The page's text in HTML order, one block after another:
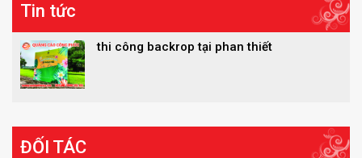
Tin tức
thi công backrop tại phan thiết
ĐỐI TÁC